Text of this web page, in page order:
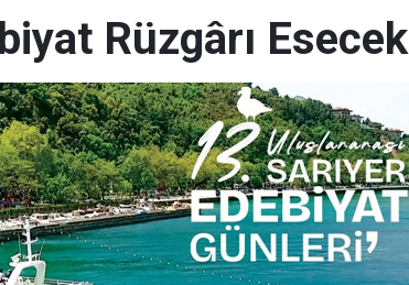
Rüzgârı Esecek